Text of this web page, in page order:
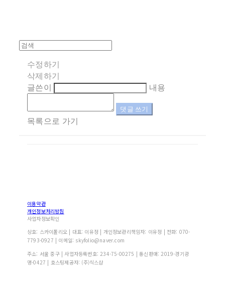
수정하기
삭제하기
글쓴이
내용
댓글 쓰기
목록으로 가기
이용약관
개인정보처리방침
사업자정보확인
상호: 스카이폴리오 | 대표: 이유정 | 개인정보관리책임자: 이유정 | 전화: 070-
7793-0927 | 이메일: skyfolio@naver.com
주소: 서울 중구 | 사업자등록번호: 234-75-00275 | 통신판매: 2019-경기광
명-0427 | 호스팅제공자: (주)식스샵